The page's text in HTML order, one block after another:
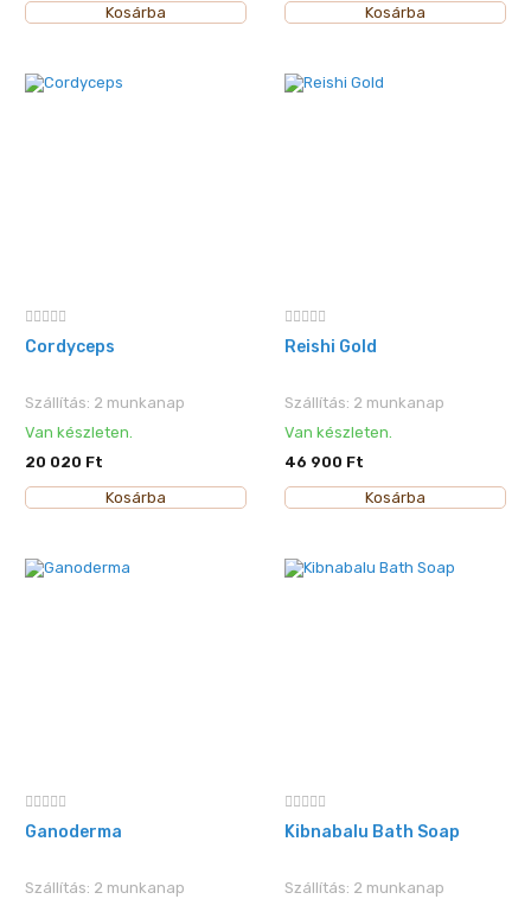
Kosárba
Kosárba
Cordyceps
Szállítás: 2 munkanap
Van készleten.
20 020 Ft
Kosárba
Reishi Gold
Szállítás: 2 munkanap
Van készleten.
46 900 Ft
Kosárba
Ganoderma
Szállítás: 2 munkanap
Kibnabalu Bath Soap
Szállítás: 2 munkanap